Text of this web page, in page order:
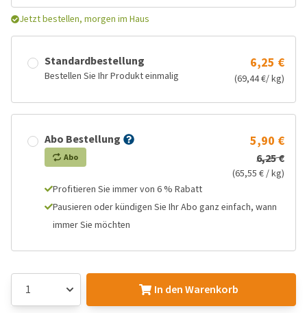
Jetzt bestellen, morgen im Haus
Standardbestellung
Bestellen Sie Ihr Produkt einmalig
6,25 €
(69,44 €/ kg)
Abo Bestellung
Abo
5,90 €
6,25 €
(65,55 € / kg)
Profitieren Sie immer von 6 % Rabatt
Pausieren oder kündigen Sie Ihr Abo ganz einfach, wann
immer Sie möchten
In den Warenkorb